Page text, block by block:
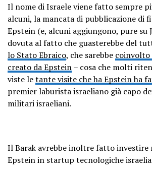
Il nome di Israele viene fatto sempre
alcuni, la mancata di pubblicazione di
Epstein (e, alcuni aggiungono, pure su
dovuta al fatto che guasterebbe del
lo Stato Ebraico, che sarebbe coinvolto
creato da Epstein– cosa che molti
viste letante visite che ha Epstein ha
premier laburista israeliano già capo
militari israeliani.
Il Barak avrebbe inoltre fatto
Epstein in startup tecnologiche